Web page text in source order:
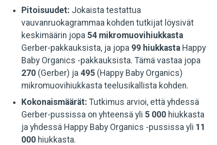
Pitoisuudet: Jokaista testattua
vauvanruokagrammaa kohden tutkijat löysivät
keskimäärin jopa 54 mikromuovihiukkasta
Gerber-pakkauksista, ja jopa 99 hiukkasta Happy
Baby Organics -pakkauksista. Tämä vastaa jopa
270 (Gerber) ja 495 (Happy Baby Organics)
mikromuovihiukkasta teelusikallista kohden.
Kokonaismäärät: Tutkimus arvioi, että yhdessä
Gerber-pussissa on yhteensä yli 5 000 hiukkasta
ja yhdessä Happy Baby Organics -pussissa yli 11
000 hiukkasta.